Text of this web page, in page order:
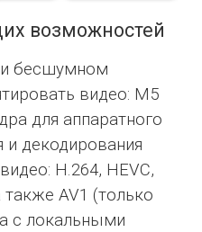
возможностей
бесшумном
видео: M5
для аппаратного
и декодирования
H.264, HEVC,
также AV1 (только
с локальными